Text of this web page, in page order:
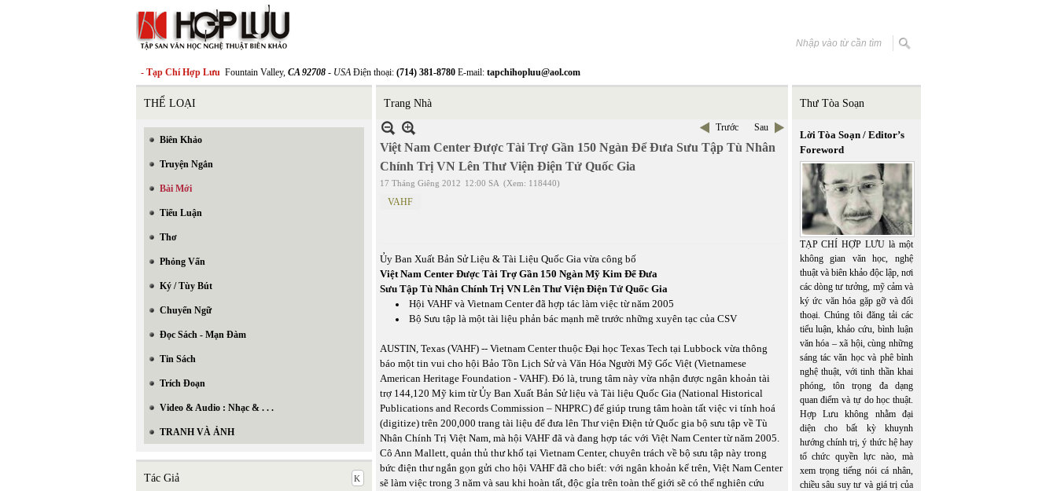
- Tạp Chí Hợp Lưu Fountain Valley, CA 92708 - USAĐiện thoại: (714) 381-8780 E-mail: tapchihopluu@aol.com
THỂ LOẠI
Biên Khảo
Truyện Ngắn
Bài Mới
Tiểu Luận
Thơ
Phỏng Vấn
Ký / Tùy Bút
Chuyển Ngữ
Đọc Sách - Mạn Đàm
Tin Sách
Trích Đoạn
Video & Audio : Nhạc & . . .
TRANH VÀ ẢNH
Tác Giả
Trang Nhà
Trước Sau
Việt Nam Center Được Tài Trợ Gần 150 Ngàn Để Đưa Sưu Tập Tù Nhân
Chính Trị VN Lên Thư Viện Điện Tử Quốc Gia
17 Tháng Giêng 2012 12:00 SA (Xem: 118440)
VAHF
Ủy Ban Xuất Bản Sử Liệu & Tài Liệu Quốc Gia vừa công bố
Việt Nam Center Được Tài Trợ Gần 150 Ngàn Mỹ Kim Để Đưa
Sưu Tập Tù Nhân Chính Trị VN Lên Thư Viện Điện Tử Quốc Gia
Hội VAHF và Vietnam Center đã hợp tác làm việc từ năm 2005
Bộ Sưu tập là một tài liệu phản bác mạnh mẽ trước những xuyên tạc của CSV
AUSTIN, Texas (VAHF) -- Vietnam Center thuộc Đại học Texas Tech tại Lubbock vừa thông
báo một tin vui cho hội Bảo Tồn Lịch Sử và Văn Hóa Người Mỹ Gốc Việt (Vietnamese
American Heritage Foundation - VAHF). Đó là, trung tâm này vừa nhận được ngân khoản tài
trợ 144,120 Mỹ kim từ Ủy Ban Xuất Bản Sử liệu và Tài liệu Quốc Gia (National Historical
Publications and Records Commission – NHPRC) để giúp trung tâm hoàn tất việc vi tính hoá
(digitize) trên 200,000 trang tài liệu để đưa lên Thư viện Điện tử Quốc gia bộ sưu tập về Tù
Nhân Chính Trị Việt Nam, mà hội VAHF đã và đang hợp tác với Việt Nam Center từ năm 2005.
Cô Ann Mallett, quản thủ thư khố tại Vietnam Center, chuyên trách về bộ sưu tập này trong
bức điện thư ngắn gọn gửi cho hội VAHF đã cho biết: với ngân khoản kể trên, Việt Nam Center
sẽ làm việc trong 3 năm và sau khi hoàn tất, độc gỉa trên toàn thế giới sẽ có thể nghiên cứu
Thư Tòa Soạn
Lời Tòa Soạn / Editor’s
Foreword
TẠP CHÍ HỢP LƯU là một
không gian văn học, nghệ
thuật và biên khảo độc lập, nơi
các dòng tư tưởng, mỹ cảm và
ký ức văn hóa gặp gỡ và đối
thoại. Chúng tôi đăng tải các
tiểu luận, khảo cứu, bình luận
văn hóa – xã hội, cùng những
sáng tác văn học và phê bình
nghệ thuật, với tinh thần khai
phóng, tôn trọng đa dạng
quan điểm và tự do học thuật.
Hợp Lưu không nhằm đại
diện cho bất kỳ khuynh
hướng chính trị, ý thức hệ hay
tổ chức quyền lực nào, mà
xem trọng tiếng nói cá nhân,
chiều sâu suy tư và giá trị của